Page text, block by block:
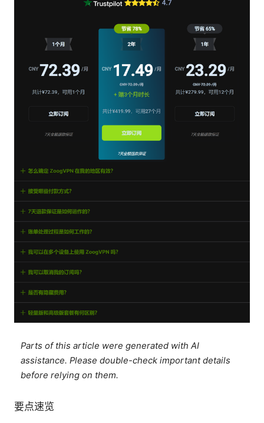
Parts of this article were generated with AI
assistance. Please double-check important details
before relying on them.
要点速览